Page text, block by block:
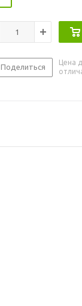
Поделиться
Цена